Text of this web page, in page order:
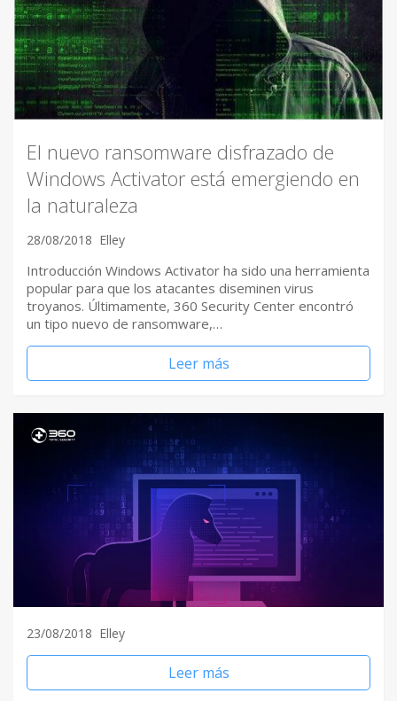
El nuevo ransomware disfrazado de
Windows Activator está emergiendo en
la naturaleza
28/08/2018 Elley
Introducción Windows Activator ha sido una herramienta
popular para que los atacantes diseminen virus
troyanos. Últimamente, 360 Security Center encontró
un tipo nuevo de ransomware,…
Leer más
23/08/2018 Elley
Leer más